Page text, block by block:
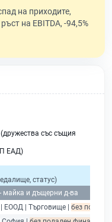
на приходите,
на EBITDA, -94,5%
(дружества със същия
ЕАД)
статус)
майка и дъщерни д-ва
| ЕООД | Търговище | без